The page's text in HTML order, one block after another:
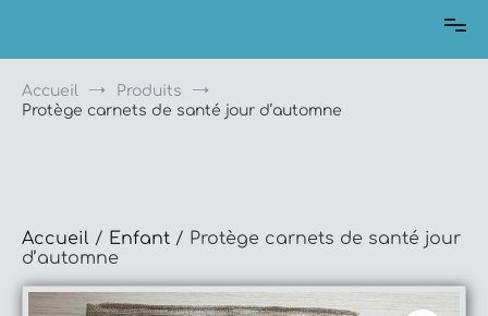
Accueil
Produits
Protège carnets de santé jour d’automne
Accueil / Enfant / Protège carnets de santé jour
d’automne